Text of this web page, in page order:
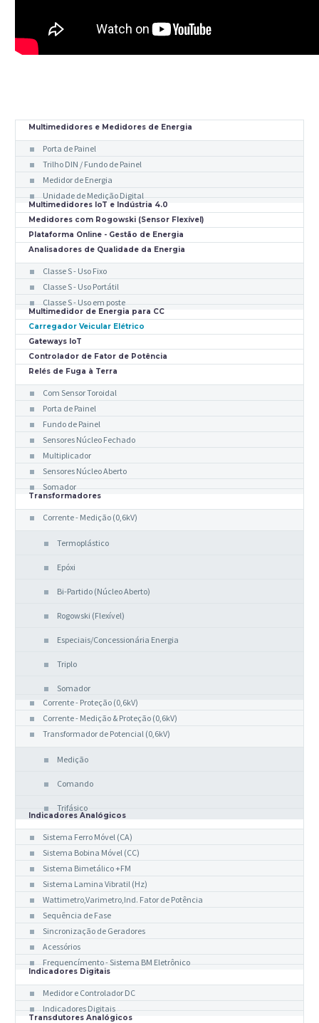
Multimedidores e Medidores de Energia
Porta de Painel
Trilho DIN / Fundo de Painel
Medidor de Energia
Unidade de Medição Digital
Multimedidores IoT e Indústria 4.0
Medidores com Rogowski (Sensor Flexível)
Plataforma Online - Gestão de Energia
Analisadores de Qualidade da Energia
Classe S - Uso Fixo
Classe S - Uso Portátil
Classe S - Uso em poste
Multimedidor de Energia para CC
Carregador Veicular Elétrico
Gateways IoT
Controlador de Fator de Potência
Relés de Fuga à Terra
Com Sensor Toroidal
Porta de Painel
Fundo de Painel
Sensores Núcleo Fechado
Multiplicador
Sensores Núcleo Aberto
Somador
Transformadores
Corrente - Medição (0,6kV)
Termoplástico
Epóxi
Bi-Partido (Núcleo Aberto)
Rogowski (Flexível)
Especiais/Concessionária Energia
Triplo
Somador
Corrente - Proteção (0,6kV)
Corrente - Medição & Proteção (0,6kV)
Transformador de Potencial (0,6kV)
Medição
Comando
Trifásico
Indicadores Analógicos
Sistema Ferro Móvel (CA)
Sistema Bobina Móvel (CC)
Sistema Bimetálico +FM
Sistema Lamina Vibratil (Hz)
Wattimetro,Varimetro,Ind. Fator de Potência
Sequência de Fase
Sincronização de Geradores
Acessórios
Frequencímento - Sistema BM Eletrônico
Indicadores Digitais
Medidor e Controlador DC
Indicadores Digitais
Transdutores Analógicos